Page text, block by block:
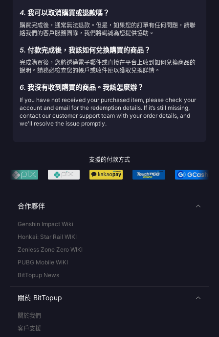
4. 我可以取消購買或退款嗎？
購買完成後，通常無法退款。但是，如果您的訂單有任何問題，請聯
絡我們的客戶服務團隊，我們將竭誠為您提供協助。
5. 付款完成後，我該如何兌換購買的商品？
完成購買後，您將透過電子郵件或直接在平台上收到如何兌換商品的
說明。請務必檢查您的帳戶或收件匣以獲取兌換詳情。
6. 我沒有收到購買的商品。我該怎麼辦？
If you have not received your purchased item, please check your
account and email for the redemption details. If it’s still missing,
contact our customer support team with your order details, and
we'll resolve the issue promptly.
支援的付款方式
合作夥伴
Genshin Impact Wiki
Honkai: Star Rail WIKI
Zenless Zone Zero WIKI
PUBG Mobile WIKI
BitTopup News
關於 BitTopup
關於我們
客戶支援